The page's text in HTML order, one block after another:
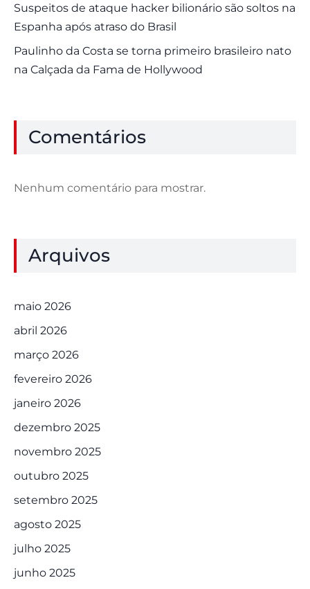
Suspeitos de ataque hacker bilionário são soltos na
Espanha após atraso do Brasil
Paulinho da Costa se torna primeiro brasileiro nato
na Calçada da Fama de Hollywood
Comentários
Nenhum comentário para mostrar.
Arquivos
maio 2026
abril 2026
março 2026
fevereiro 2026
janeiro 2026
dezembro 2025
novembro 2025
outubro 2025
setembro 2025
agosto 2025
julho 2025
junho 2025